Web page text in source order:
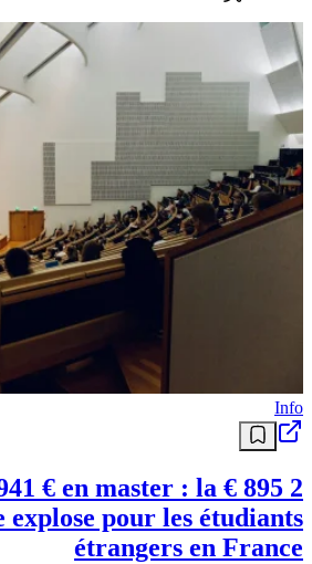
Info
3 941 € en master : la
explose pour les étudiants
étrangers en France